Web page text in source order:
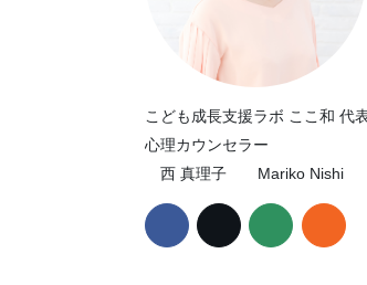
こども成長支援ラボ ここ和 代
心理カウンセラー
西 真理子 Mariko